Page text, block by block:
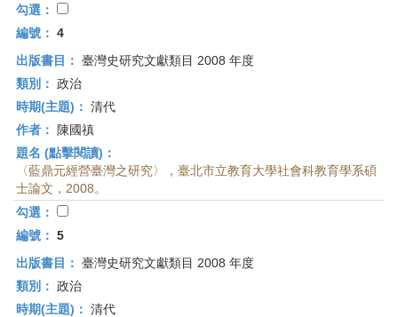
勾選：
編號： 4
出版書目： 臺灣史研究文獻類目 2008 年度
類別： 政治
時期(主題)： 清代
作者：
陳國禛
題名 (點擊閱讀)：
〈藍鼎元經營臺灣之研究〉，臺北市立教育大學社會科教育學系碩
士論文，2008。
勾選：
編號： 5
出版書目： 臺灣史研究文獻類目 2008 年度
類別： 政治
時期(主題)： 清代